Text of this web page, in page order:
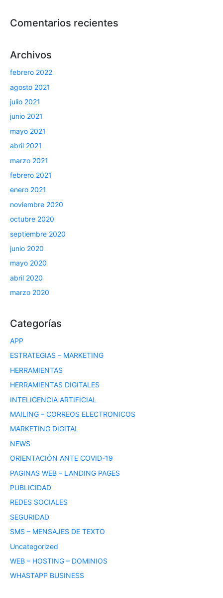
Comentarios recientes
Archivos
febrero 2022
agosto 2021
julio 2021
junio 2021
mayo 2021
abril 2021
marzo 2021
febrero 2021
enero 2021
noviembre 2020
octubre 2020
septiembre 2020
junio 2020
mayo 2020
abril 2020
marzo 2020
Categorías
APP
ESTRATEGIAS – MARKETING
HERRAMIENTAS
HERRAMIENTAS DIGITALES
INTELIGENCIA ARTIFICIAL
MAILING – CORREOS ELECTRONICOS
MARKETING DIGITAL
NEWS
ORIENTACIÓN ANTE COVID-19
PAGINAS WEB – LANDING PAGES
PUBLICIDAD
REDES SOCIALES
SEGURIDAD
SMS – MENSAJES DE TEXTO
Uncategorized
WEB – HOSTING – DOMINIOS
WHASTAPP BUSINESS